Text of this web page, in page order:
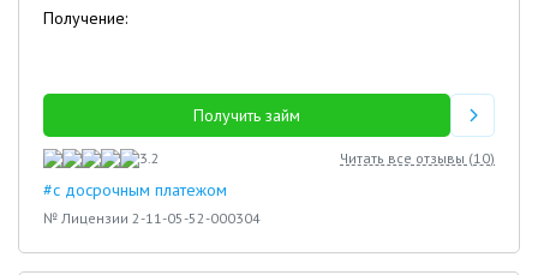
Получение:
Получить займ
3.2 Читать все отзывы (10)
#с досрочным платежом
№ Лицензии 2-11-05-52-000304